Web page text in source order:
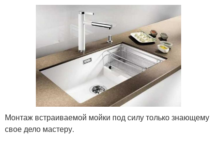
Монтаж встраиваемой мойки под силу только знающему
свое дело мастеру.